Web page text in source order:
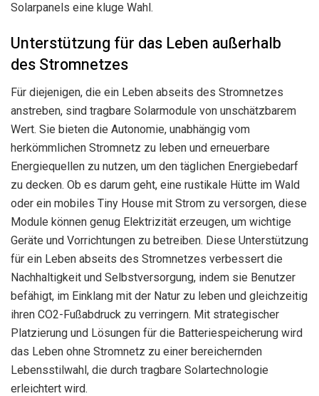
Solarpanels eine kluge Wahl.
Unterstützung für das Leben außerhalb
des Stromnetzes
Für diejenigen, die ein Leben abseits des Stromnetzes
anstreben, sind tragbare Solarmodule von unschätzbarem
Wert. Sie bieten die Autonomie, unabhängig vom
herkömmlichen Stromnetz zu leben und erneuerbare
Energiequellen zu nutzen, um den täglichen Energiebedarf
zu decken. Ob es darum geht, eine rustikale Hütte im Wald
oder ein mobiles Tiny House mit Strom zu versorgen, diese
Module können genug Elektrizität erzeugen, um wichtige
Geräte und Vorrichtungen zu betreiben. Diese Unterstützung
für ein Leben abseits des Stromnetzes verbessert die
Nachhaltigkeit und Selbstversorgung, indem sie Benutzer
befähigt, im Einklang mit der Natur zu leben und gleichzeitig
ihren CO2-Fußabdruck zu verringern. Mit strategischer
Platzierung und Lösungen für die Batteriespeicherung wird
das Leben ohne Stromnetz zu einer bereichernden
Lebensstilwahl, die durch tragbare Solartechnologie
erleichtert wird.